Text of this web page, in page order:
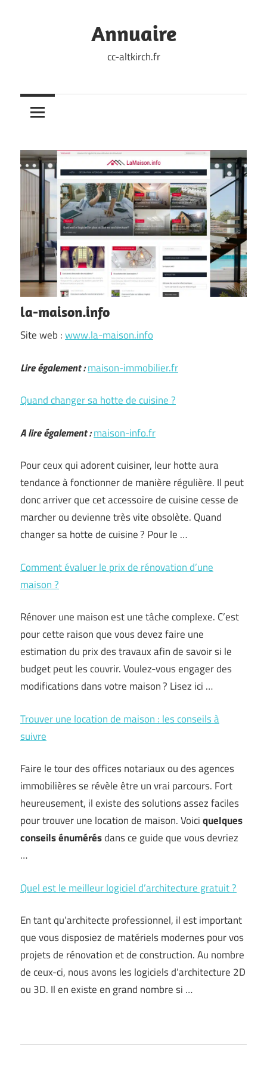
Annuaire
cc-altkirch.fr
la-maison.info
Site web :www.la-maison.info
Lire également :maison-immobilier.fr
Quand changer sa hotte de cuisine ?
A lire également :maison-info.fr
Pour ceux qui adorent cuisiner, leur hotte aura
tendance à fonctionner de manière régulière. Il peut
donc arriver que cet accessoire de cuisine cesse de
marcher ou devienne très vite obsolète. Quand
changer sa hotte de cuisine ? Pour le …
Comment évaluer le prix de rénovation d’une
maison ?
Rénover une maison est une tâche complexe. C’est
pour cette raison que vous devez faire une
estimation du prix des travaux afin de savoir si le
budget peut les couvrir. Voulez-vous engager des
modifications dans votre maison ? Lisez ici …
Trouver une location de maison : les conseils à
suivre
Faire le tour des offices notariaux ou des agences
immobilières se révèle être un vrai parcours. Fort
heureusement, il existe des solutions assez faciles
pour trouver une location de maison. Voiciquelques
conseils énumérésdans ce guide que vous devriez
…
Quel est le meilleur logiciel d’architecture gratuit ?
En tant qu’architecte professionnel, il est important
que vous disposiez de matériels modernes pour vos
projets de rénovation et de construction. Au nombre
de ceux-ci, nous avons les logiciels d’architecture 2D
ou 3D. Il en existe en grand nombre si …